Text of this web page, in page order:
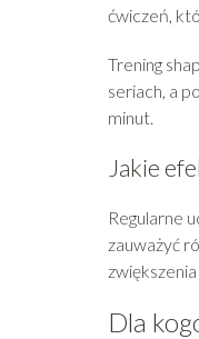
ćwiczeń,
Trening
seriach, a
minut.
Jakie
Regularne
zauważyć
Dla